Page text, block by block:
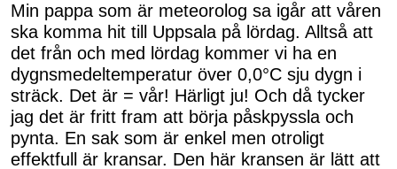
Min pappa som är meteorolog sa igår att våren
ska komma hit till Uppsala på lördag. Alltså att
det från och med lördag kommer vi ha en
dygnsmedeltemperatur över 0,0°C sju dygn i
sträck. Det är = vår! Härligt ju! Och då tycker
jag det är fritt fram att börja påskpyssla och
pynta. En sak som är enkel men otroligt
effektfull är kransar. Den här kransen är lätt att